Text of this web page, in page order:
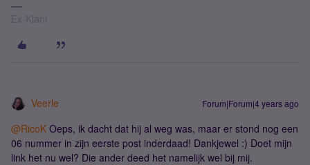
Ex-Klant
Veerle Forum|Forum|4 years ago
@RicoK Oeps, ik dacht dat hij al weg was, maar er stond nog een
06 nummer in zijn eerste post inderdaad! Dankjewel :) Doet mijn
link het nu wel? Die ander deed het namelijk wel bij mij.